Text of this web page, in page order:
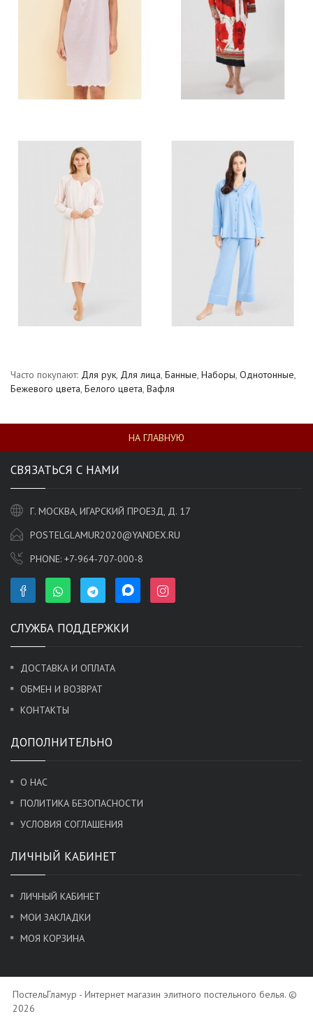
Часто покупают: Для рук, Для лица, Банные, Наборы, Однотонные,
Бежевого цвета, Белого цвета, Вафля
НА ГЛАВНУЮ
СВЯЗАТЬСЯ С НАМИ
Г. МОСКВА, ИГАРСКИЙ ПРОЕЗД, Д. 17
POSTELGLAMUR2020@YANDEX.RU
PHONE: +7-964-707-000-8
СЛУЖБА ПОДДЕРЖКИ
ДОСТАВКА И ОПЛАТА
ОБМЕН И ВОЗВРАТ
КОНТАКТЫ
ДОПОЛНИТЕЛЬНО
О НАС
ПОЛИТИКА БЕЗОПАСНОСТИ
УСЛОВИЯ СОГЛАШЕНИЯ
ЛИЧНЫЙ КАБИНЕТ
ЛИЧНЫЙ КАБИНЕТ
МОИ ЗАКЛАДКИ
МОЯ КОРЗИНА
ПостельГламур - Интернет магазин элитного постельного белья. ©
2026